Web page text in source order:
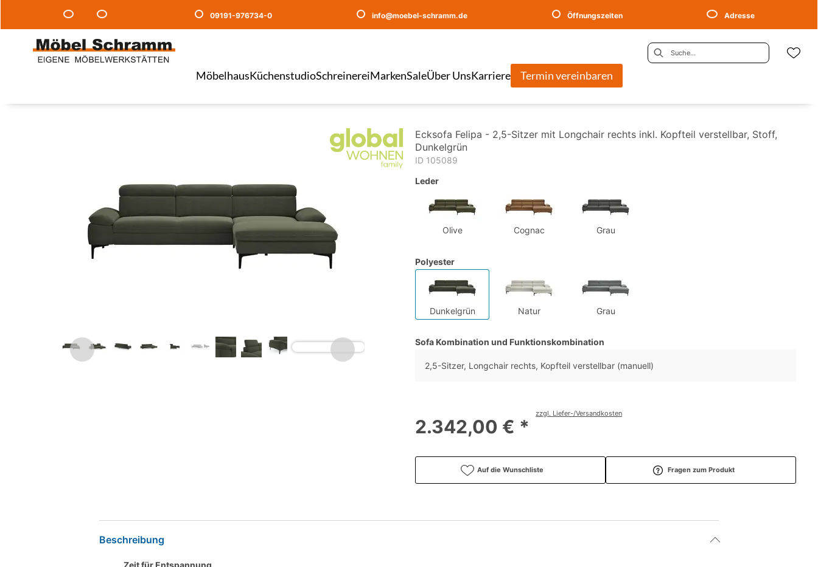
09191-976734-0 info@moebel-schramm.de Öffnungszeiten Adresse
MöbelhausKüchenstudioSchreinereiMarkenSaleÜber UnsKarriere Termin vereinbaren
Ecksofa Felipa - 2,5-Sitzer mit Longchair rechts inkl. Kopfteil verstellbar, Stoff,
Dunkelgrün
ID 105089
Leder
Olive Cognac Grau
Polyester
Dunkelgrün Natur Grau
Sofa Kombination und Funktionskombination
2,5-Sitzer, Longchair rechts, Kopfteil verstellbar (manuell)
2.342,00 € *
zzgl. Liefer-/Versandkosten
Auf die Wunschliste Fragen zum Produkt
Beschreibung
Zeit für Entspannung